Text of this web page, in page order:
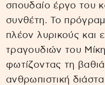
σπουδαίο έργο του
συνθέτη. Το
πλέον λυρικούς και
τραγουδιών του
φωτίζοντας τη βαθιά
ανθρωπιστική